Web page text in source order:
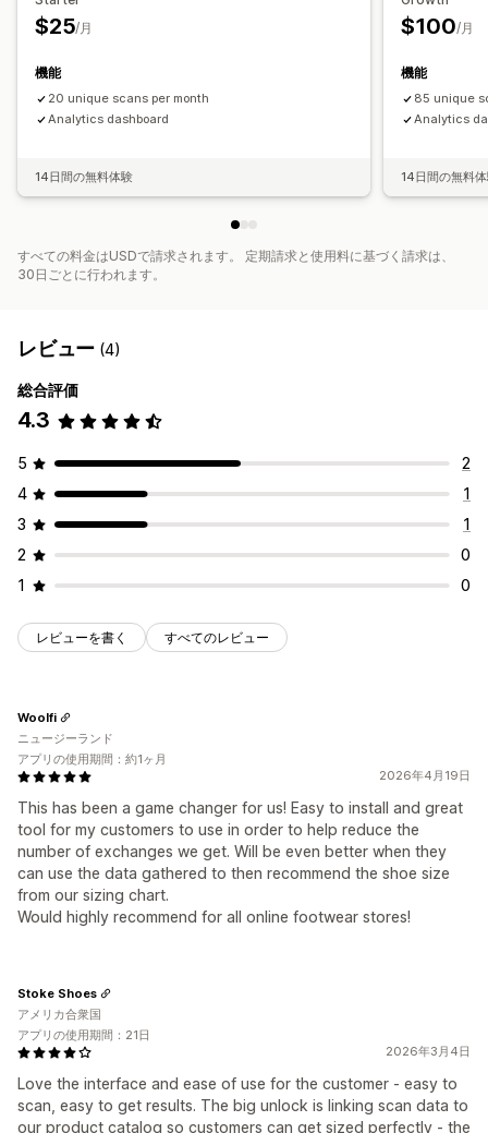
$25/月
機能
20 unique scans per month
Analytics dashboard
14日間の無料体験
$100/月
機能
85 unique
Analytics
14日間の無料
すべての料金はUSDで請求されます。 定期請求と使用料に基づく請求は、
30日ごとに行われます。
レビュー (4)
総合評価
4.3
5
2
4
1
3
1
2
0
1
0
レビューを書く すべてのレビュー
2026年4月19日
This has been a game changer for us! Easy to install and great
tool for my customers to use in order to help reduce the
number of exchanges we get. Will be even better when they
can use the data gathered to then recommend the shoe size
from our sizing chart.
Would highly recommend for all online footwear stores!
Woolfi
ニュージーランド
アプリの使用期間：約1ヶ月
2026年3月4日
Love the interface and ease of use for the customer - easy to
scan, easy to get results. The big unlock is linking scan data to
our product catalog so customers can get sized perfectly - the
Stoke Shoes
アメリカ合衆国
アプリの使用期間：21日